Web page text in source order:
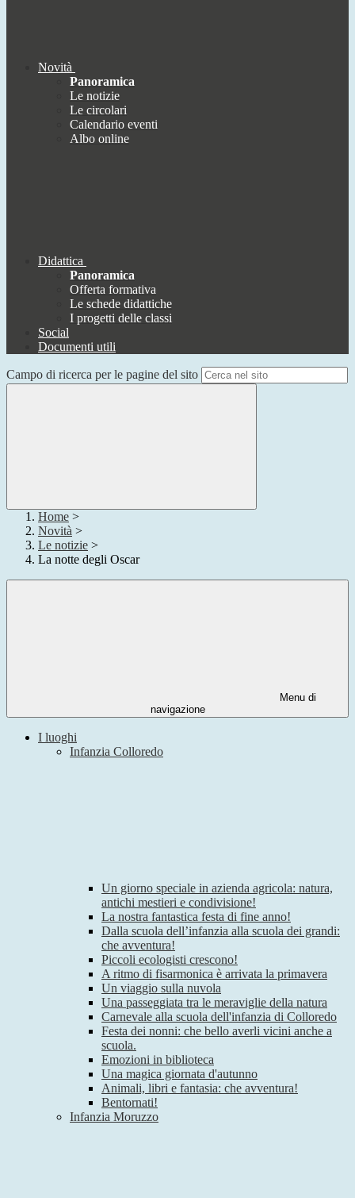
Novità
Panoramica
Le notizie
Le circolari
Calendario eventi
Albo online
Didattica
Panoramica
Offerta formativa
Le schede didattiche
I progetti delle classi
Social
Documenti utili
Campo di ricerca per le pagine del sito
Home >
Novità >
Le notizie >
La notte degli Oscar
Menu di
navigazione
I luoghi
Infanzia Colloredo
Un giorno speciale in azienda agricola: natura,
antichi mestieri e condivisione!
La nostra fantastica festa di fine anno!
Dalla scuola dell’infanzia alla scuola dei grandi:
che avventura!
Piccoli ecologisti crescono!
A ritmo di fisarmonica è arrivata la primavera
Un viaggio sulla nuvola
Una passeggiata tra le meraviglie della natura
Carnevale alla scuola dell'infanzia di Colloredo
Festa dei nonni: che bello averli vicini anche a
scuola.
Emozioni in biblioteca
Una magica giornata d'autunno
Animali, libri e fantasia: che avventura!
Bentornati!
Infanzia Moruzzo